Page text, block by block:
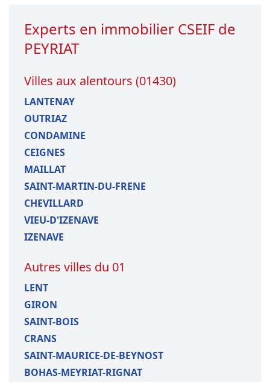
Experts en immobilier CSEIF de
PEYRIAT
Villes aux alentours (01430)
LANTENAY
OUTRIAZ
CONDAMINE
CEIGNES
MAILLAT
SAINT-MARTIN-DU-FRENE
CHEVILLARD
VIEU-D'IZENAVE
IZENAVE
Autres villes du 01
LENT
GIRON
SAINT-BOIS
CRANS
SAINT-MAURICE-DE-BEYNOST
BOHAS-MEYRIAT-RIGNAT